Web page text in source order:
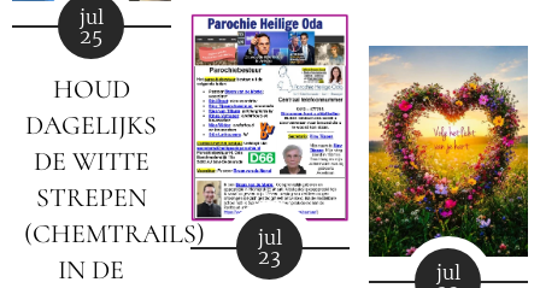
van de
waarheid
was?
jul
25
HOUD
DAGELIJKS
DE WITTE
STREPEN
(CHEMTRAILS)
IN DE
kan
deurwaarder
worden;
punt.
jul
23
jul